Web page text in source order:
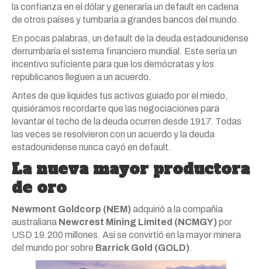
la confianza en el dólar y generaría un default en cadena
de otros países y tumbaría a grandes bancos del mundo.
En pocas palabras, un default de la deuda estadounidense
derrumbaría el sistema financiero mundial. Este sería un
incentivo suficiente para que los demócratas y los
republicanos lleguen a un acuerdo.
Antes de que liquides tus activos guiado por el miedo,
quisiéramos recordarte que las negociaciones para
levantar el techo de la deuda ocurren desde 1917. Todas
las veces se resolvieron con un acuerdo y la deuda
estadounidense nunca cayó en default.
La nueva mayor productora
de oro
Newmont Goldcorp (NEM)adquirió a la compañía
australiana Newcrest Mining Limited (NCMGY)por
USD 19.200 millones. Así se convirtió en la mayor minera
del mundo por sobre Barrick Gold (GOLD).